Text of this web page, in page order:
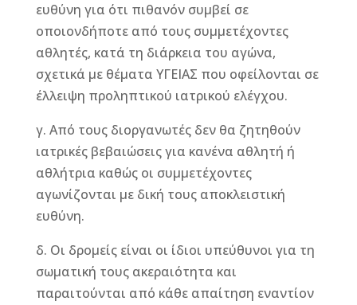
ευθύνη για ότι πιθανόν συμβεί σε
οποιονδήποτε από τους συμμετέχοντες
αθλητές, κατά τη διάρκεια του αγώνα,
σχετικά με θέματα ΥΓΕΙΑΣ που οφείλονται σε
έλλειψη προληπτικού ιατρικού ελέγχου.
γ. Από τους διοργανωτές δεν θα ζητηθούν
ιατρικές βεβαιώσεις για κανένα αθλητή ή
αθλήτρια καθώς οι συμμετέχοντες
αγωνίζονται με δική τους αποκλειστική
ευθύνη.
δ. Οι δρομείς είναι οι ίδιοι υπεύθυνοι για τη
σωματική τους ακεραιότητα και
παραιτούνται από κάθε απαίτηση εναντίον